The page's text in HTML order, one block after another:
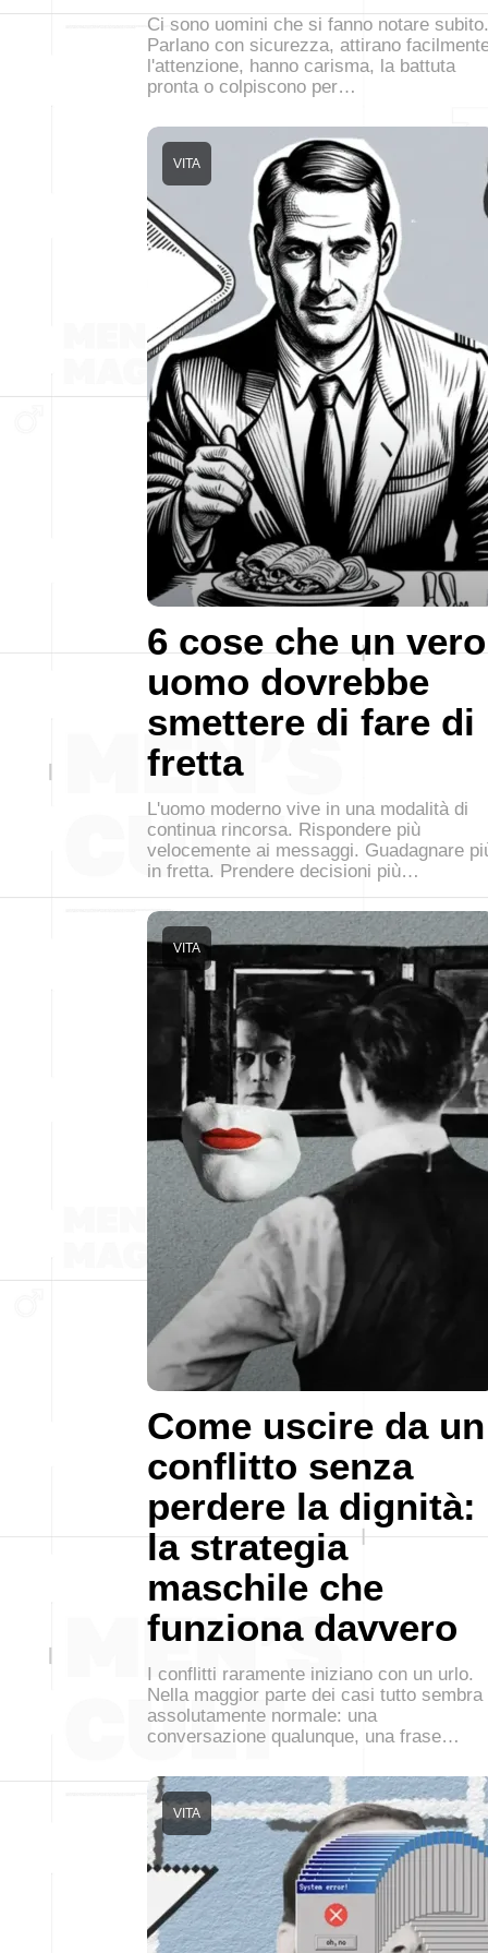
Ci sono uomini che si fanno notare subito.
Parlano con sicurezza, attirano
l'attenzione, hanno carisma, la battuta
pronta o colpiscono per…
6 cose che un vero
uomo dovrebbe
smettere di fare di
fretta
VITA
L'uomo moderno vive in una modalità di
continua rincorsa. Rispondere più
velocemente ai messaggi. Guadagnare
in fretta. Prendere decisioni più…
Come uscire da un
conflitto senza
perdere la dignità:
la strategia
maschile che
funziona davvero
VITA
I conflitti raramente iniziano con un urlo.
Nella maggior parte dei casi tutto sembra
assolutamente normale: una
conversazione qualunque, una frase…
VITA